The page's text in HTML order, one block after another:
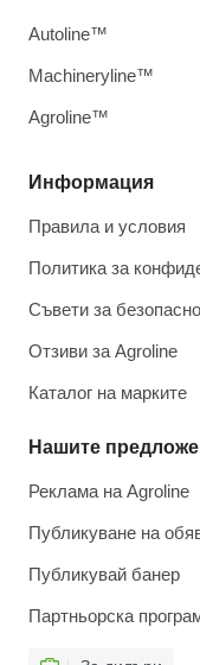
Информация
Правила и условия
Политика за
Съвети за
Отзиви за Agroline
Каталог на марките
Нашите
Реклама на Agroline
Публикуване на
Публикувай банер
Партньорска
Autoline™
Machineryline™
Agroline™